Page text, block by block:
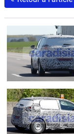
Flottes
Auto
Services
Forum
Moto